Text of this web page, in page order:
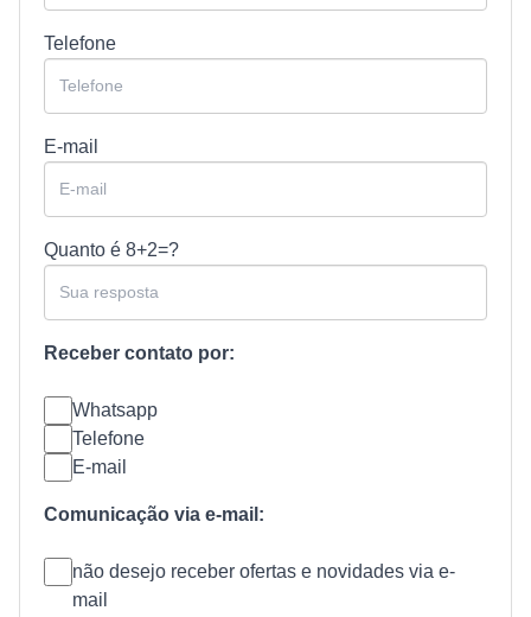
Telefone
E-mail
Quanto é 8+2=?
Receber contato por:
Whatsapp
Telefone
E-mail
Comunicação via e-mail:
não desejo receber ofertas e novidades via e-
mail